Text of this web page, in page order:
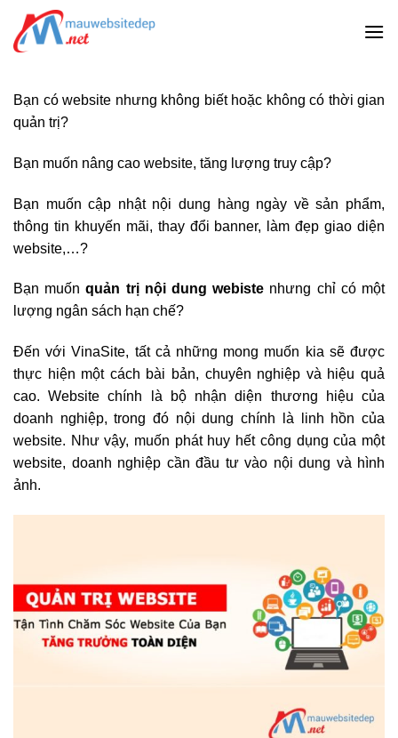
Skip
content
Bạn có website nhưng không biết hoặc không có thời gian
quản trị?
Bạn muốn nâng cao website, tăng lượng truy cập?
Bạn muốn cập nhật nội dung hàng ngày về sản phẩm,
thông tin khuyến mãi, thay đổi banner, làm đẹp giao diện
website,…?
Bạn muốnquản trị nội dung webiste nhưng chỉ có một
lượng ngân sách hạn chế?
Đến với VinaSite, tất cả những mong muốn kia sẽ được
thực hiện một cách bài bản, chuyên nghiệp và hiệu quả
cao. Website chính là bộ nhận diện thương hiệu của
doanh nghiệp, trong đó nội dung chính là linh hồn của
website. Như vậy, muốn phát huy hết công dụng của một
website, doanh nghiệp cần đầu tư vào nội dung và hình
ảnh.